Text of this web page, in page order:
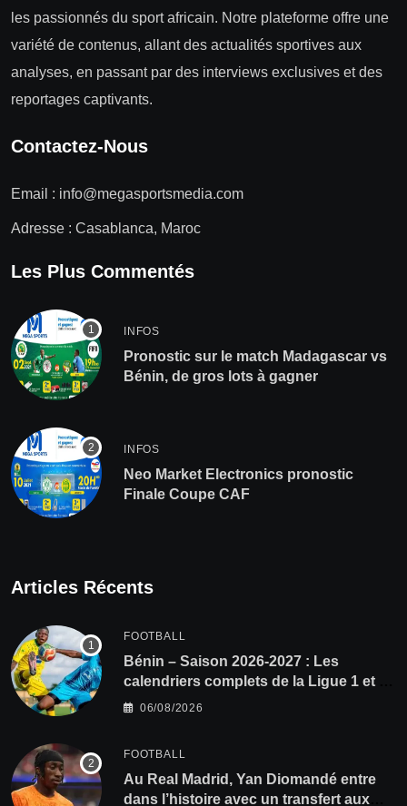
les passionnés du sport africain. Notre plateforme offre une
variété de contenus, allant des actualités sportives aux
analyses, en passant par des interviews exclusives et des
reportages captivants.
Contactez-Nous
Email : info@megasportsmedia.com
Adresse : Casablanca, Maroc
Les Plus Commentés
INFOS
Pronostic sur le match Madagascar vs
Bénin, de gros lots à gagner
INFOS
Neo Market Electronics pronostic
Finale Coupe CAF
Articles Récents
FOOTBALL
Bénin – Saison 2026-2027 : Les
calendriers complets de la Ligue 1 et de
la Ligue 2 dévoilés
06/08/2026
FOOTBALL
Au Real Madrid, Yan Diomandé entre
dans l’histoire avec un transfert aux